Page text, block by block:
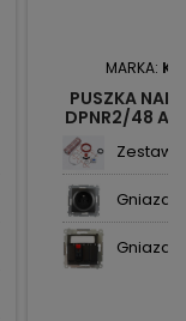
MARKA:
PUSZKA
DPNR2/48
Zestaw
Gniazdo